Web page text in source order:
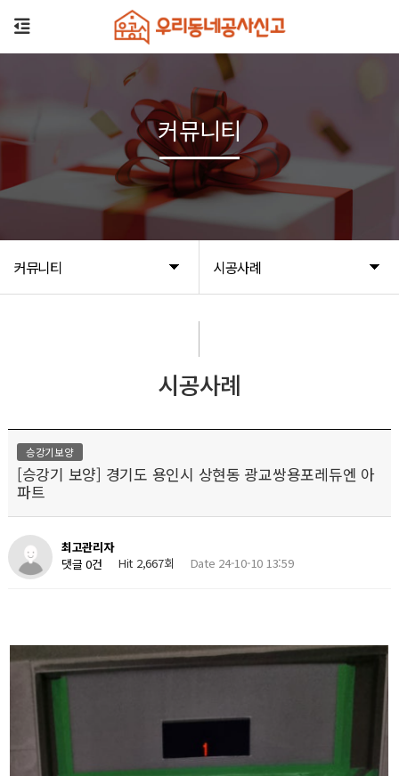
커뮤니티 시공사례
커뮤니티
시공사례
승강기보양
[승강기 보양] 경기도 용인시 상현동 광교쌍용포레듀엔 아
파트
최고관리자
댓글 0건
Hit 2,667회 Date 24-10-10 13:59